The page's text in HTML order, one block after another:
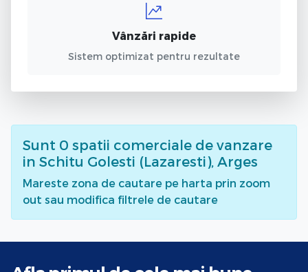
Vânzări rapide
Sistem optimizat pentru rezultate
Sunt 0 spatii comerciale de vanzare
in Schitu Golesti (Lazaresti), Arges
Mareste zona de cautare pe harta prin zoom
out sau modifica filtrele de cautare